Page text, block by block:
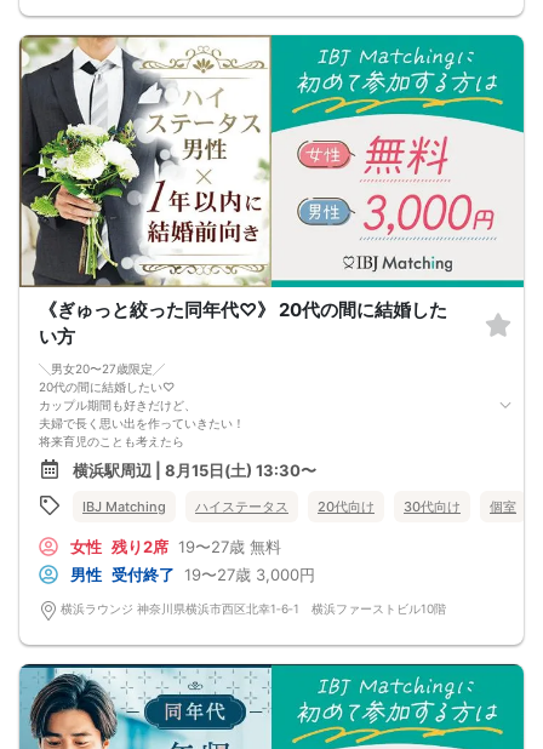
《ぎゅっと絞った同年代♡》 20代の間に結婚した
い方
╲男女20〜27歳限定╱
20代の間に結婚したい♡
カップル期間も好きだけど、
夫婦で長く思い出を作っていきたい！
将来育児のことも考えたら
20代の今の間に結婚しておきたい♪
結婚に前向きな20代の皆さま応援企画です♡
横浜駅周辺 | 8月15日(土) 13:30〜
IBJ Matching ハイステータス 20代向け 30代向け 個室
女性 残り2席 19〜27歳 無料
男性 受付終了 19〜27歳 3,000円
横浜ラウンジ 神奈川県横浜市西区北幸1‐6‐1 横浜ファーストビル10階